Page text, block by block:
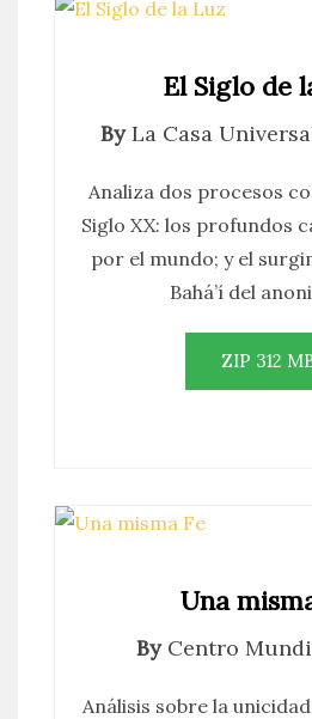
El Siglo de
By La Casa
Analiza dos procesos
Siglo XX: los profundos
por el mundo; y el
Bahá’í del
ZIP 312
Una
By Centro
Análisis sobre la